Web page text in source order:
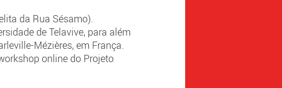
da Rua Sésamo).
de Telavive, para além
Mézières, em França.
online do Projeto